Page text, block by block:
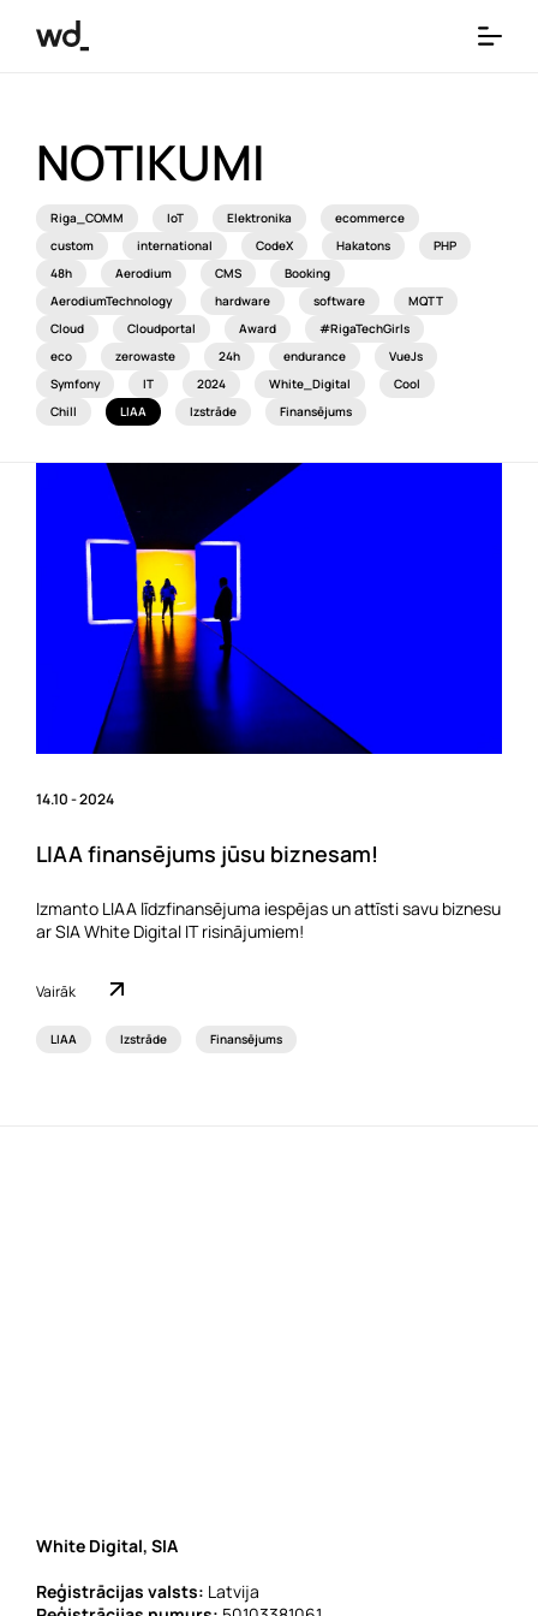
NOTIKUMI
Riga_COMM IoT Elektronika
ecommerce
custom
international CodeX Hakatons
PHP
48h
Aerodium CMS
Booking
AerodiumTechnology
hardware software
MQTT
Cloud
Cloudportal Award
#RigaTechGirls
eco
zerowaste 24h endurance
VueJs
Symfony
IT 2024 White_Digital
Cool
Chill
LIAA Izstrāde Finansējums
14.10 - 2024
LIAA finansējums jūsu biznesam!
Izmanto LIAA līdzfinansējuma iespējas un attīsti savu biznesu
ar SIA White Digital IT risinājumiem!
Vairāk
LIAA Izstrāde Finansējums
White Digital, SIA
Reģistrācijas valsts: Latvija